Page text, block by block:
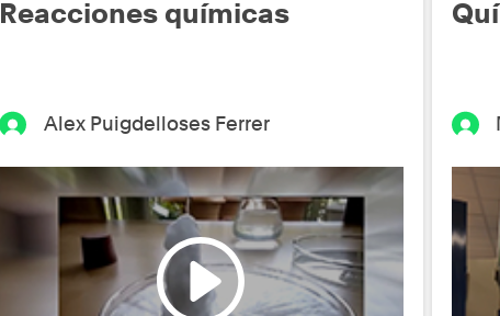
Reacciones químicas
Alex Puigdelloses Ferrer